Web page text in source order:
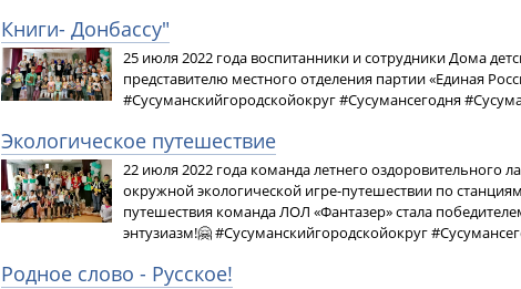
Книги- Донбассу"
25 июля 2022 года воспитанники и сотрудники Дома
представителю местного отделения партии «Единая
#Сусуманскийгородскойокруг #Сусумансегодня
Экологическое путешествие
22 июля 2022 года команда летнего
окружной экологической игре-путешествии по
путешествия команда ЛОЛ «Фантазер» стала
энтузиазм!🤗 #Сусуманскийгородскойокруг
Родное слово - Русское!